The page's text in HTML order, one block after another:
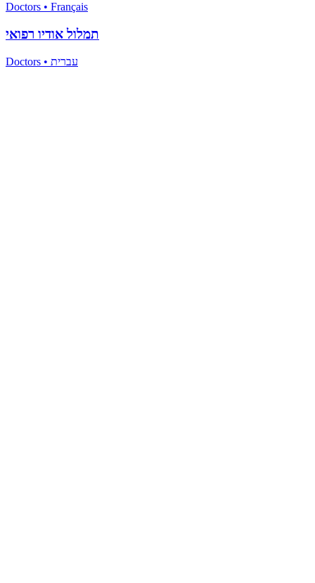
Doctors • Français
תמלול אודיו רפואי
Doctors • עברית